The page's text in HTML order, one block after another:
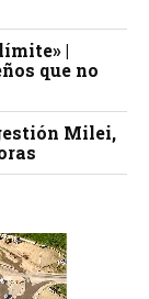
|
que no
Milei,